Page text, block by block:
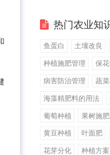
热门农业知
鱼蛋白 土壤改良
种植施肥管理 保
病害防治管理 蔬
海藻精肥料的用法
葡萄种植 果树施
黄豆种植 叶面肥
花芽分化 种植方案